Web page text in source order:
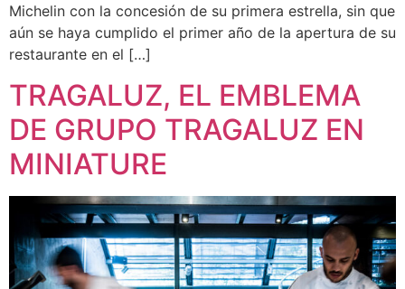
Michelin con la concesión de su primera estrella, sin que
aún se haya cumplido el primer año de la apertura de su
restaurante en el […]
TRAGALUZ, EL EMBLEMA
DE GRUPO TRAGALUZ EN
MINIATURE